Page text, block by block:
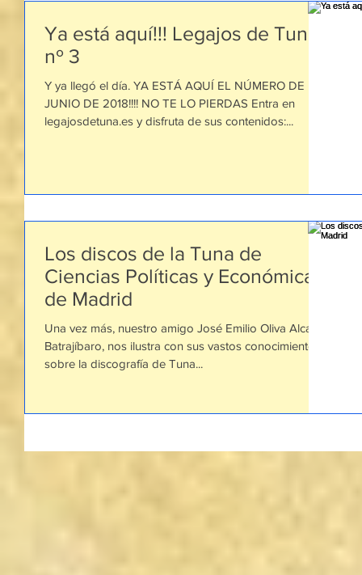
Ya está aquí!!! Legajos de Tuna
nº 3
Y ya llegó el día. YA ESTÁ AQUÍ EL NÚMERO DE
JUNIO DE 2018!!!! NO TE LO PIERDAS Entra en
legajosdetuna.es y disfruta de sus contenidos:...
Los discos de la Tuna de
Ciencias Políticas y Económicas
de Madrid
Una vez más, nuestro amigo José Emilio Oliva Alcalá,
Batrajíbaro, nos ilustra con sus vastos conocimientos
sobre la discografía de Tuna...